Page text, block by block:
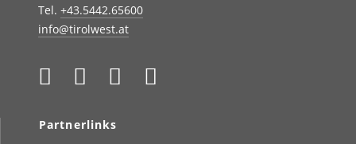
Tel. +43.5442.65600
info@tirolwest.at
Partnerlinks